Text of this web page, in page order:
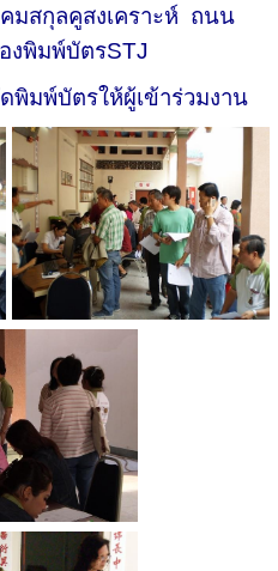
มสกุลคูสงเคราะห์ ถนน
งพิมพ์บัตรSTJ
พิมพ์บัตรให้ผู้เข้าร่วมงาน